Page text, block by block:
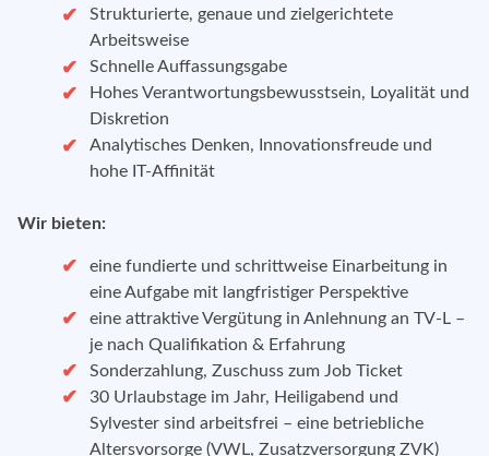
Strukturierte, genaue und zielgerichtete
Arbeitsweise
Schnelle Auffassungsgabe
Hohes Verantwortungsbewusstsein, Loyalität und
Diskretion
Analytisches Denken, Innovationsfreude und
hohe IT-Affinität
Wir bieten:
eine fundierte und schrittweise Einarbeitung in
eine Aufgabe mit langfristiger Perspektive
eine attraktive Vergütung in Anlehnung an TV-L –
je nach Qualifikation & Erfahrung
Sonderzahlung, Zuschuss zum Job Ticket
30 Urlaubstage im Jahr, Heiligabend und
Sylvester sind arbeitsfrei – eine betriebliche
Altersvorsorge (VWL, Zusatzversorgung ZVK)